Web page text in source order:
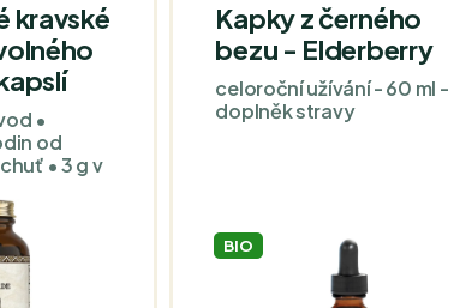
kravské
•
od
• 3 g v
Kapky z černého
bezu - Elderberry
celoroční užívání - 60 ml -
doplněk stravy
BIO